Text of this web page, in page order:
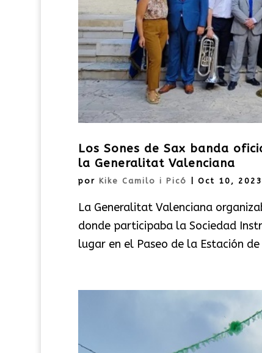
Los Sones de Sax banda
la Generalitat Valenciana
por Kike Camilo i Picó Oct 10, 2023
La Generalitat Valenciana
donde participaba la Sociedad
lugar en el Paseo de la Estación